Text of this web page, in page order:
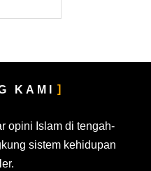
KAMI
opini Islam di tengah-
sistem kehidupan